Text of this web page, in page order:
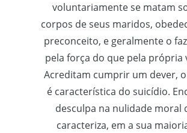
voluntariamente se matam
corpos de seus maridos,
preconceito, e geralmente o
pela força do que pela própria
Acreditam cumprir um dever,
é característica do suicídio.
desculpa na nulidade moral
caracteriza, em a sua